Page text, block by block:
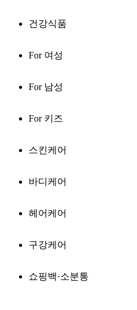
건강식품
For 여성
For 남성
For 키즈
스킨케어
바디케어
헤어케어
구강케어
쇼핑백·소분통